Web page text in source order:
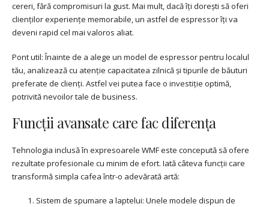
cereri, fără compromisuri la gust. Mai mult, dacă îți dorești să oferi
clienților experiențe memorabile, un astfel de espressor îți va
deveni rapid cel mai valoros aliat.
Pont util: Înainte de a alege un model de espressor pentru localul
tău, analizează cu atenție capacitatea zilnică și tipurile de băuturi
preferate de clienți. Astfel vei putea face o investiție optimă,
potrivită nevoilor tale de business.
Funcții avansate care fac diferența
Tehnologia inclusă în expresoarele WMF este concepută să ofere
rezultate profesionale cu minim de efort. Iată câteva funcții care
transformă simpla cafea într-o adevărată artă:
Sistem de spumare a laptelui: Unele modele dispun de